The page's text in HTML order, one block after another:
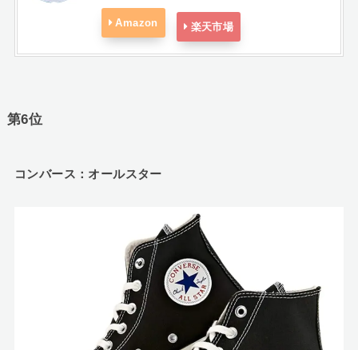
Amazon 楽天市場
第6位
コンバース：オールスター